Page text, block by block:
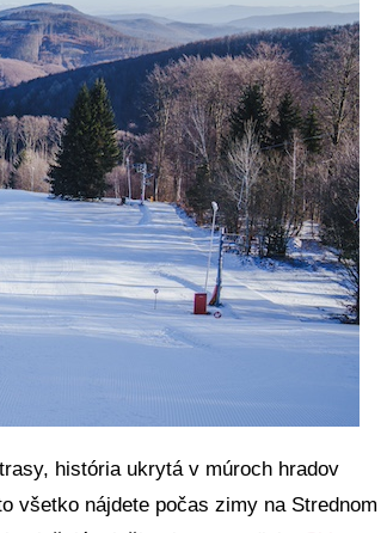
história ukrytá v múroch hradov
všetko nájdete počas zimy na Strednom